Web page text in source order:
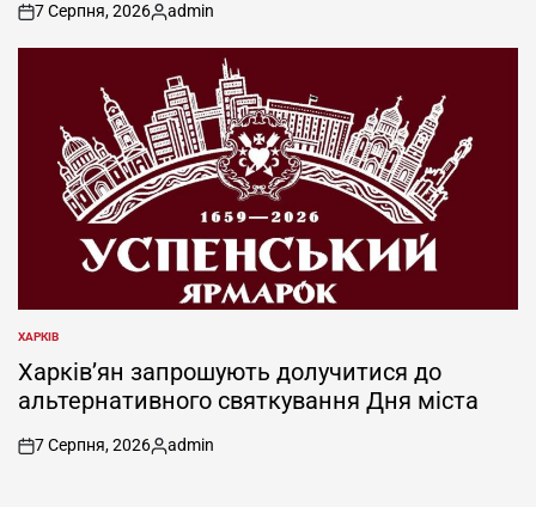
on
7 Серпня, 2026
Опубліковано
admin
ОПУБЛІКУВАТИ
У
ХАРКІВ
Харків’ян запрошують долучитися до
альтернативного святкування Дня міста
on
7 Серпня, 2026
Опубліковано
admin